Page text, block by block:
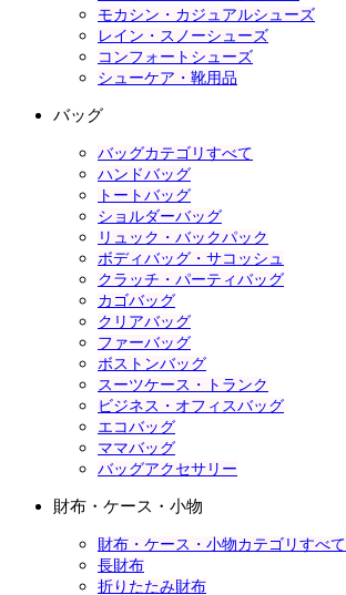
モカシン・カジュアルシューズ
レイン・スノーシューズ
コンフォートシューズ
シューケア・靴用品
バッグ
バッグカテゴリすべて
ハンドバッグ
トートバッグ
ショルダーバッグ
リュック・バックパック
ボディバッグ・サコッシュ
クラッチ・パーティバッグ
カゴバッグ
クリアバッグ
ファーバッグ
ボストンバッグ
スーツケース・トランク
ビジネス・オフィスバッグ
エコバッグ
ママバッグ
バッグアクセサリー
財布・ケース・小物
財布・ケース・小物カテゴリすべて
長財布
折りたたみ財布